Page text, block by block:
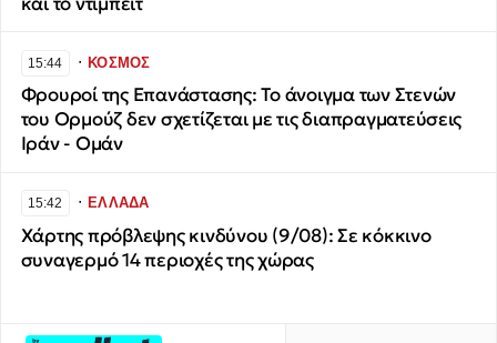
15:44 ∙ΚΟΣΜΟΣ
Φρουροί της Επανάστασης: Το άνοιγμα των Στενών
του Ορμούζ δεν σχετίζεται με τις διαπραγματεύσεις
Ιράν - Ομάν
15:42 ∙ΕΛΛΑΔΑ
Χάρτης πρόβλεψης κινδύνου (9/08): Σε κόκκινο
συναγερμό 14 περιοχές της χώρας